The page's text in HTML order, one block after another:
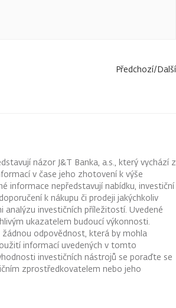
Předchozí/Další
názor J&T Banka, a.s., který vychází z
v čase jeho zhotovení k výše
informace nepředstavují nabídku, investiční
k nákupu či prodeji jakýchkoliv
analýzu investičních příležitostí. Uvedené
ukazatelem budoucí výkonnosti.
žádnou odpovědnost, která by mohla
informací uvedených v tomto
investičních nástrojů se poraďte se
zprostředkovatelem nebo jeho